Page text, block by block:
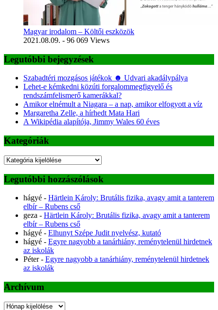
Magyar irodalom – Költői eszközök
2021.08.09. - 96 069 Views
Legutóbbi bejegyzések
Szabadtéri mozgásos játékok ☻ Udvari akadálypálya
Lehet-e kémkedni közúti forgalommegfigyelő és
rendszámfelismerő kamerákkal?
Amikor elnémult a Niagara – a nap, amikor elfogyott a víz
Margaretha Zelle, a hírhedt Mata Hari
A Wikipédia alapítója, Jimmy Wales 60 éves
Kategóriák
Kategóriák
Legutóbbi hozzászólások
hágyé - Härtlein Károly: Brutális fizika, avagy amit a tanterem
elbír – Rubens cső
geza - Härtlein Károly: Brutális fizika, avagy amit a tanterem
elbír – Rubens cső
hágyé - Elhunyt Szépe Judit nyelvész, kutató
hágyé - Egyre nagyobb a tanárhiány, reménytelenül hirdetnek
az iskolák
Péter- Egyre nagyobb a tanárhiány, reménytelenül hirdetnek
az iskolák
Archívum
Archívum